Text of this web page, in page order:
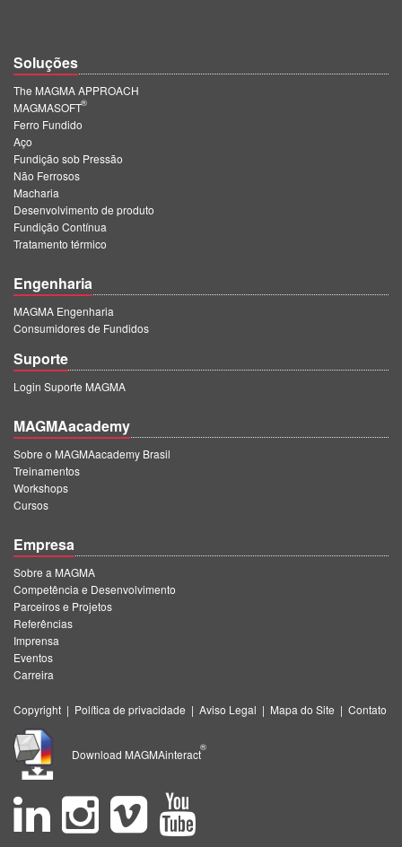
Soluções
The MAGMA APPROACH
MAGMASOFT
®
Ferro Fundido
Aço
Fundição sob Pressão
Não Ferrosos
Macharia
Desenvolvimento de produto
Fundição Contínua
Tratamento térmico
Engenharia
MAGMA Engenharia
Consumidores de Fundidos
Suporte
Login Suporte MAGMA
MAGMAacademy
Sobre o MAGMAacademy Brasil
Treinamentos
Workshops
Cursos
Empresa
Sobre a MAGMA
Competência e Desenvolvimento
Parceiros e Projetos
Referências
Imprensa
Eventos
Carreira
Copyright | Política de privacidade | Aviso Legal | Mapa do Site | Contato
Download MAGMAinteract
®